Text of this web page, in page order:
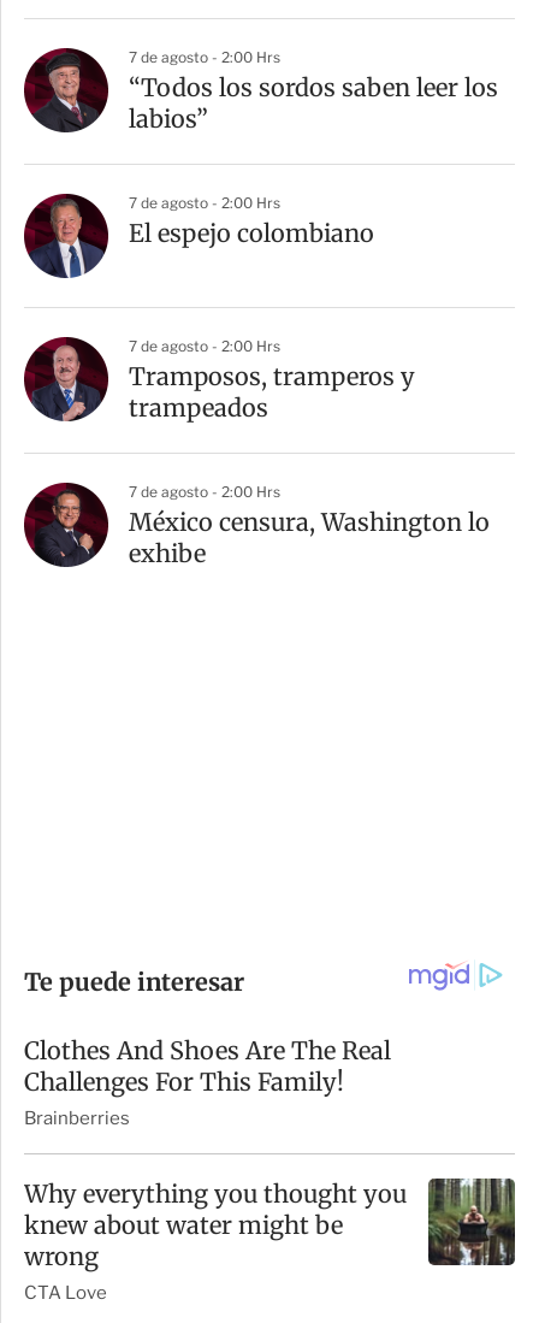
7 de agosto - 2:00 Hrs
“Todos los sordos saben leer los
labios”
7 de agosto - 2:00 Hrs
El espejo colombiano
7 de agosto - 2:00 Hrs
Tramposos, tramperos y
trampeados
7 de agosto - 2:00 Hrs
México censura, Washington lo
exhibe